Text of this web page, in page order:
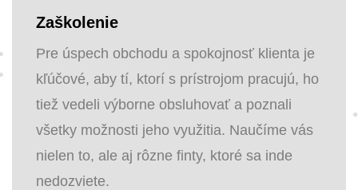
Zaškolenie
Pre úspech obchodu a spokojnosť klienta je
kľúčové, aby tí, ktorí s prístrojom pracujú, ho
tiež vedeli výborne obsluhovať a poznali
všetky možnosti jeho využitia. Naučíme vás
nielen to, ale aj rôzne finty, ktoré sa inde
nedozviete.